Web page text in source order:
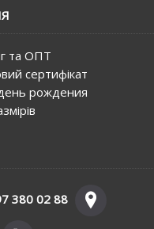
та ОПТ
сертифiкат
рождения
380 02 88